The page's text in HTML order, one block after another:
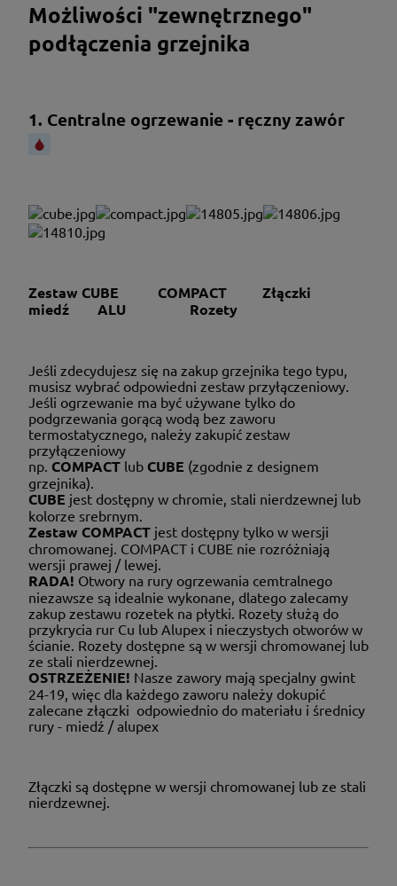
Możliwości "zewnętrznego"
podłączenia grzejnika
1. Centralne ogrzewanie - ręczny zawór
Zestaw CUBE COMPACT Złączki
miedź ALU Rozety
Jeśli zdecydujesz się na zakup grzejnika tego typu,
musisz wybrać odpowiedni zestaw przyłączeniowy.
Jeśli ogrzewanie ma być używane tylko do
podgrzewania gorącą wodą bez zaworu
termostatycznego, należy zakupić zestaw
przyłączeniowy
np. COMPACT lub CUBE (zgodnie z designem
grzejnika).
CUBE jest dostępny w chromie, stali nierdzewnej lub
kolorze srebrnym.
Zestaw COMPACT jest dostępny tylko w wersji
chromowanej. COMPACT i CUBE nie rozróżniają
wersji prawej / lewej.
RADA! Otwory na rury ogrzewania cemtralnego
niezawsze są idealnie wykonane, dlatego zalecamy
zakup zestawu rozetek na płytki. Rozety służą do
przykrycia rur Cu lub Alupex i nieczystych otworów w
ścianie. Rozety dostępne są w wersji chromowanej lub
ze stali nierdzewnej.
OSTRZEŻENIE! Nasze zawory mają specjalny gwint
24-19, więc dla każdego zaworu należy dokupić
zalecane złączki odpowiednio do materiału i średnicy
rury - miedź / alupex
Złączki są dostępne w wersji chromowanej lub ze stali
nierdzewnej.